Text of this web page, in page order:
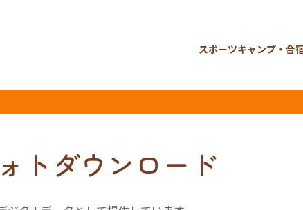
スポーツキャンプ・合
トダウンロード